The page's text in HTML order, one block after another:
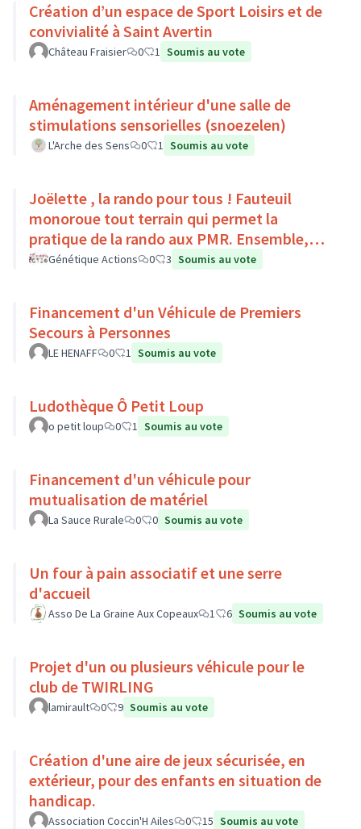
Création d’un espace de Sport Loisirs et de
convivialité à Saint Avertin
Château Fraisier 0 1 Soumis au vote
Aménagement intérieur d'une salle de
stimulations sensorielles (snoezelen)
L'Arche des Sens 0 1 Soumis au vote
Joëlette , la rando pour tous ! Fauteuil
monoroue tout terrain qui permet la
pratique de la rando aux PMR. Ensemble,
faisons du sport :)
Génétique Actions 0 3 Soumis au vote
Financement d'un Véhicule de Premiers
Secours à Personnes
LE HENAFF 0 1 Soumis au vote
Ludothèque Ô Petit Loup
o petit loup 0 1 Soumis au vote
Financement d'un véhicule pour
mutualisation de matériel
La Sauce Rurale 0 0 Soumis au vote
Un four à pain associatif et une serre
d'accueil
Asso De La Graine Aux Copeaux 1 6 Soumis au vote
Projet d'un ou plusieurs véhicule pour le
club de TWIRLING
lamirault 0 9 Soumis au vote
Création d'une aire de jeux sécurisée, en
extérieur, pour des enfants en situation de
handicap.
Association Coccin'H Ailes 0 15 Soumis au vote